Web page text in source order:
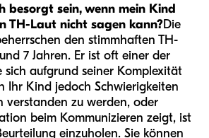
besorgt sein, wenn mein Kind
TH-Laut nicht sagen kann?Die
den stimmhaften TH-
7 Jahren. Er ist oft einer der
sich aufgrund seiner Komplexität
Ihr Kind jedoch Schwierigkeiten
verstanden zu werden, oder
beim Kommunizieren zeigt, ist
einzuholen. Sie können